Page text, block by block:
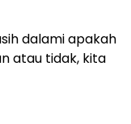
dalami apakah
atau tidak, kita